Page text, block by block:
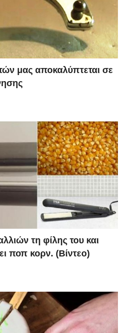
μας αποκαλύπτεται σε
τη φίλης του και
ποπ κορν. (Βίντεο)